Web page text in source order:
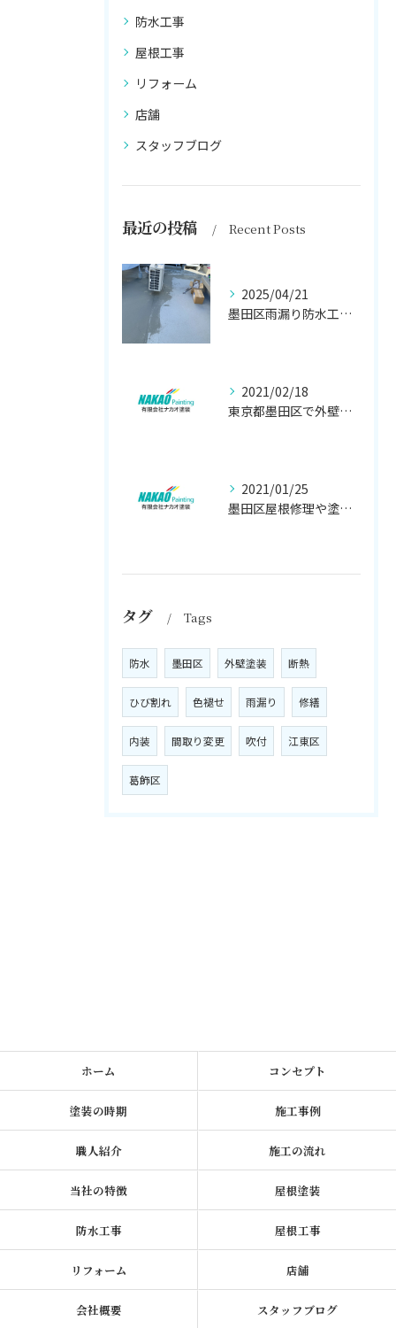
防水工事
屋根工事
リフォーム
店舗
スタッフブログ
最近の投稿 Recent Posts
2025/04/21
墨田区雨漏り防水工事はナカオ塗装まで！！
2021/02/18
東京都墨田区で外壁塗り替え工事なら(有)ナカオ塗装にお任せ
2021/01/25
墨田区屋根修理や塗装工事は、【人気のナカオ塗装へ！】
タグ Tags
防水 墨田区 外壁塗装 断熱
ひび割れ 色褪せ 雨漏り 修繕
内装 間取り変更 吹付 江東区
葛飾区
ホーム コンセプト
塗装の時期 施工事例
職人紹介 施工の流れ
当社の特徴 屋根塗装
防水工事 屋根工事
リフォーム 店舗
会社概要 スタッフブログ